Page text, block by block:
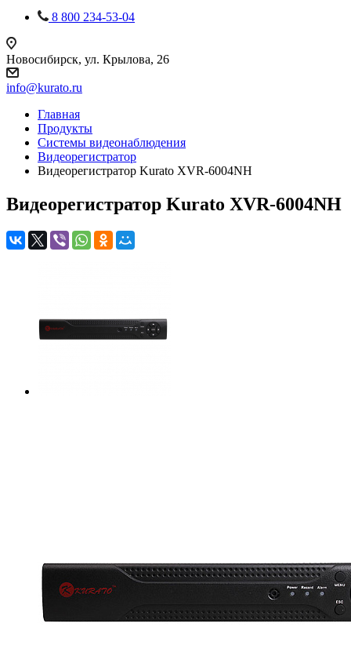
8 800 234-53-04
Новосибирск, ул. Крылова, 26
info@kurato.ru
Главная
Продукты
Системы видеонаблюдения
Видеорегистратор
Видеорегистратор Kurato XVR-6004NH
Видеорегистратор Kurato XVR-6004NH